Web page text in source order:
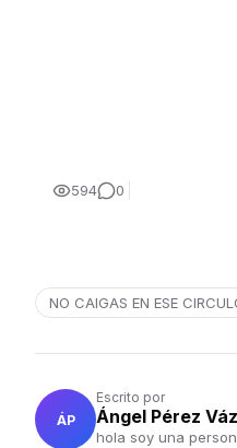
594 0
NO CAIGAS EN ESE
ÁP
Escrito por
Ángel Pérez
hola soy una